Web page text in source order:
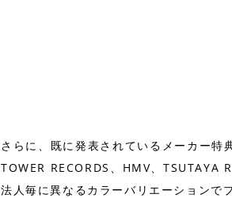
さらに、既に発表されているメーカー特
TOWER RECORDS、HMV、TSUTAYA
法人毎に異なるカラーバリエーションで